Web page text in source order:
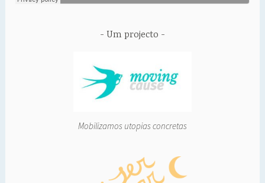
Um projecto
Mobilizamos utopias concretas